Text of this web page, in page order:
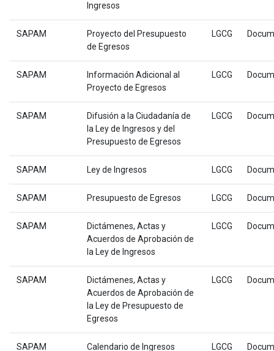
Ingresos
SAPAM
Proyecto del Presupuesto
de Egresos
LGCG
SAPAM
Información Adicional al
Proyecto de Egresos
LGCG
SAPAM
Difusión a la Ciudadanía de
la Ley de Ingresos y del
Presupuesto de Egresos
LGCG
SAPAM Ley de Ingresos LGCG
SAPAM Presupuesto de Egresos LGCG
SAPAM
Dictámenes, Actas y
Acuerdos de Aprobación de
la Ley de Ingresos
LGCG
SAPAM
Dictámenes, Actas y
Acuerdos de Aprobación de
la Ley de Presupuesto de
Egresos
LGCG
SAPAM Calendario de Ingresos LGCG